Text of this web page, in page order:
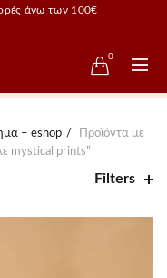
άνω των 100€
0
– eshop
Προϊόντα με
mystical prints”
Filters